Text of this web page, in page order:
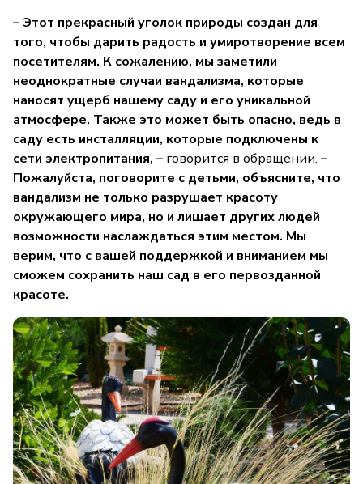
– Этот прекрасный уголок природы создан для
того, чтобы дарить радость и умиротворение всем
посетителям. К сожалению, мы заметили
неоднократные случаи вандализма, которые
наносят ущерб нашему саду и его уникальной
атмосфере. Также это может быть опасно, ведь в
саду есть инсталляции, которые подключены к
сети электропитания, – говорится в обращении. –
Пожалуйста, поговорите с детьми, объясните, что
вандализм не только разрушает красоту
окружающего мира, но и лишает других людей
возможности наслаждаться этим местом. Мы
верим, что с вашей поддержкой и вниманием мы
сможем сохранить наш сад в его первозданной
красоте.